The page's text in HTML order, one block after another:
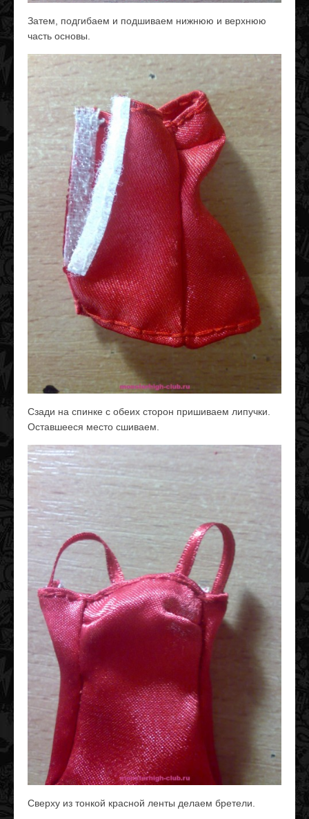
Затем, подгибаем и подшиваем нижнюю и верхнюю
часть основы.
Сзади на спинке с обеих сторон пришиваем липучки.
Оставшееся место сшиваем.
Сверху из тонкой красной ленты делаем бретели.